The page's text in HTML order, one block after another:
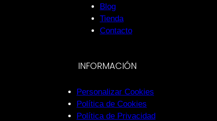
Blog
Tienda
Contacto
INFORMACIÓN
Personalizar Cookies
Política de Cookies
Política de Privacidad